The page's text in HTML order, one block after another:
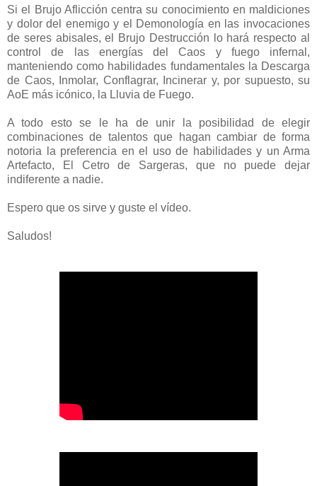
Si el Brujo Aflicción centra su conocimiento en maldiciones
y dolor del enemigo y el Demonología en las invocaciones
de seres abisales, el Brujo Destrucción lo hará respecto al
control de las energías del Caos y fuego infernal,
manteniendo como habilidades fundamentales la Descarga
de Caos, Inmolar, Conflagrar, Incinerar y, por supuesto, su
AoE más icónico, la Lluvia de Fuego.
A todo esto se le ha de unir la posibilidad de elegir
combinaciones de talentos que hagan cambiar de forma
notoria la preferencia en el uso de habilidades y un Arma
Artefacto, El Cetro de Sargeras, que no puede dejar
indiferente a nadie.
Espero que os sirve y guste el vídeo.
Saludos!